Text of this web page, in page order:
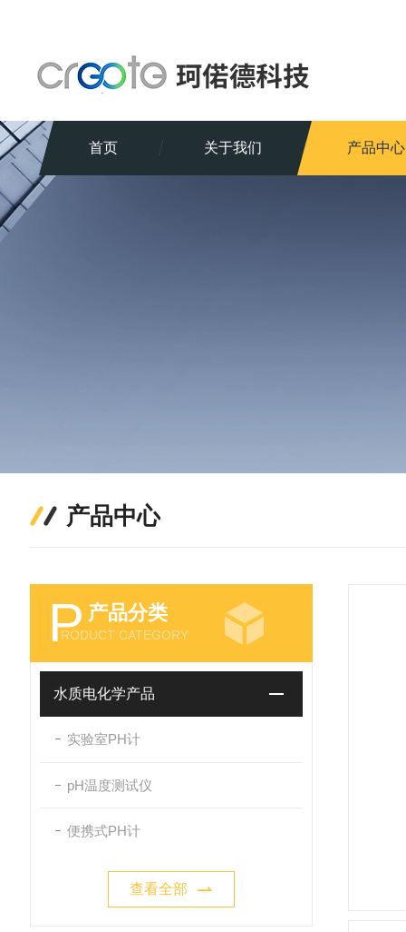
首页 关于我们 产品中心
产品中心
P 产品分类
RODUCT CATEGORY
水质电化学产品
实验室PH计
pH温度测试仪
便携式PH计
查看全部